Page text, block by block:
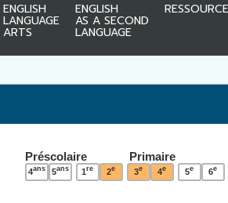
ENGLISH
LANGUAGE
ARTS
ENGLISH
AS A SECOND
LANGUAGE
Préscolaire Primaire
4ans 5ans 1re 2e 3e 4e 5e 6e